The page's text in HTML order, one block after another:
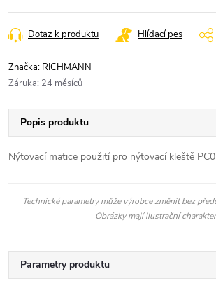
cena:
Dotaz k produktu Hlídací pes
Značka: RICHMANN
Záruka: 24 měsíců
Popis produktu
Nýtovací matice použití pro nýtovací kleště
Technické parametry může výrobce změnit bez
Obrázky mají ilustrační
Parametry produktu